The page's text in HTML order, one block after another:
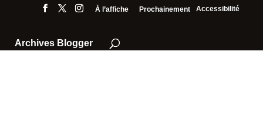
Accessibilité
À l’affiche Prochainement
Archives Blogger